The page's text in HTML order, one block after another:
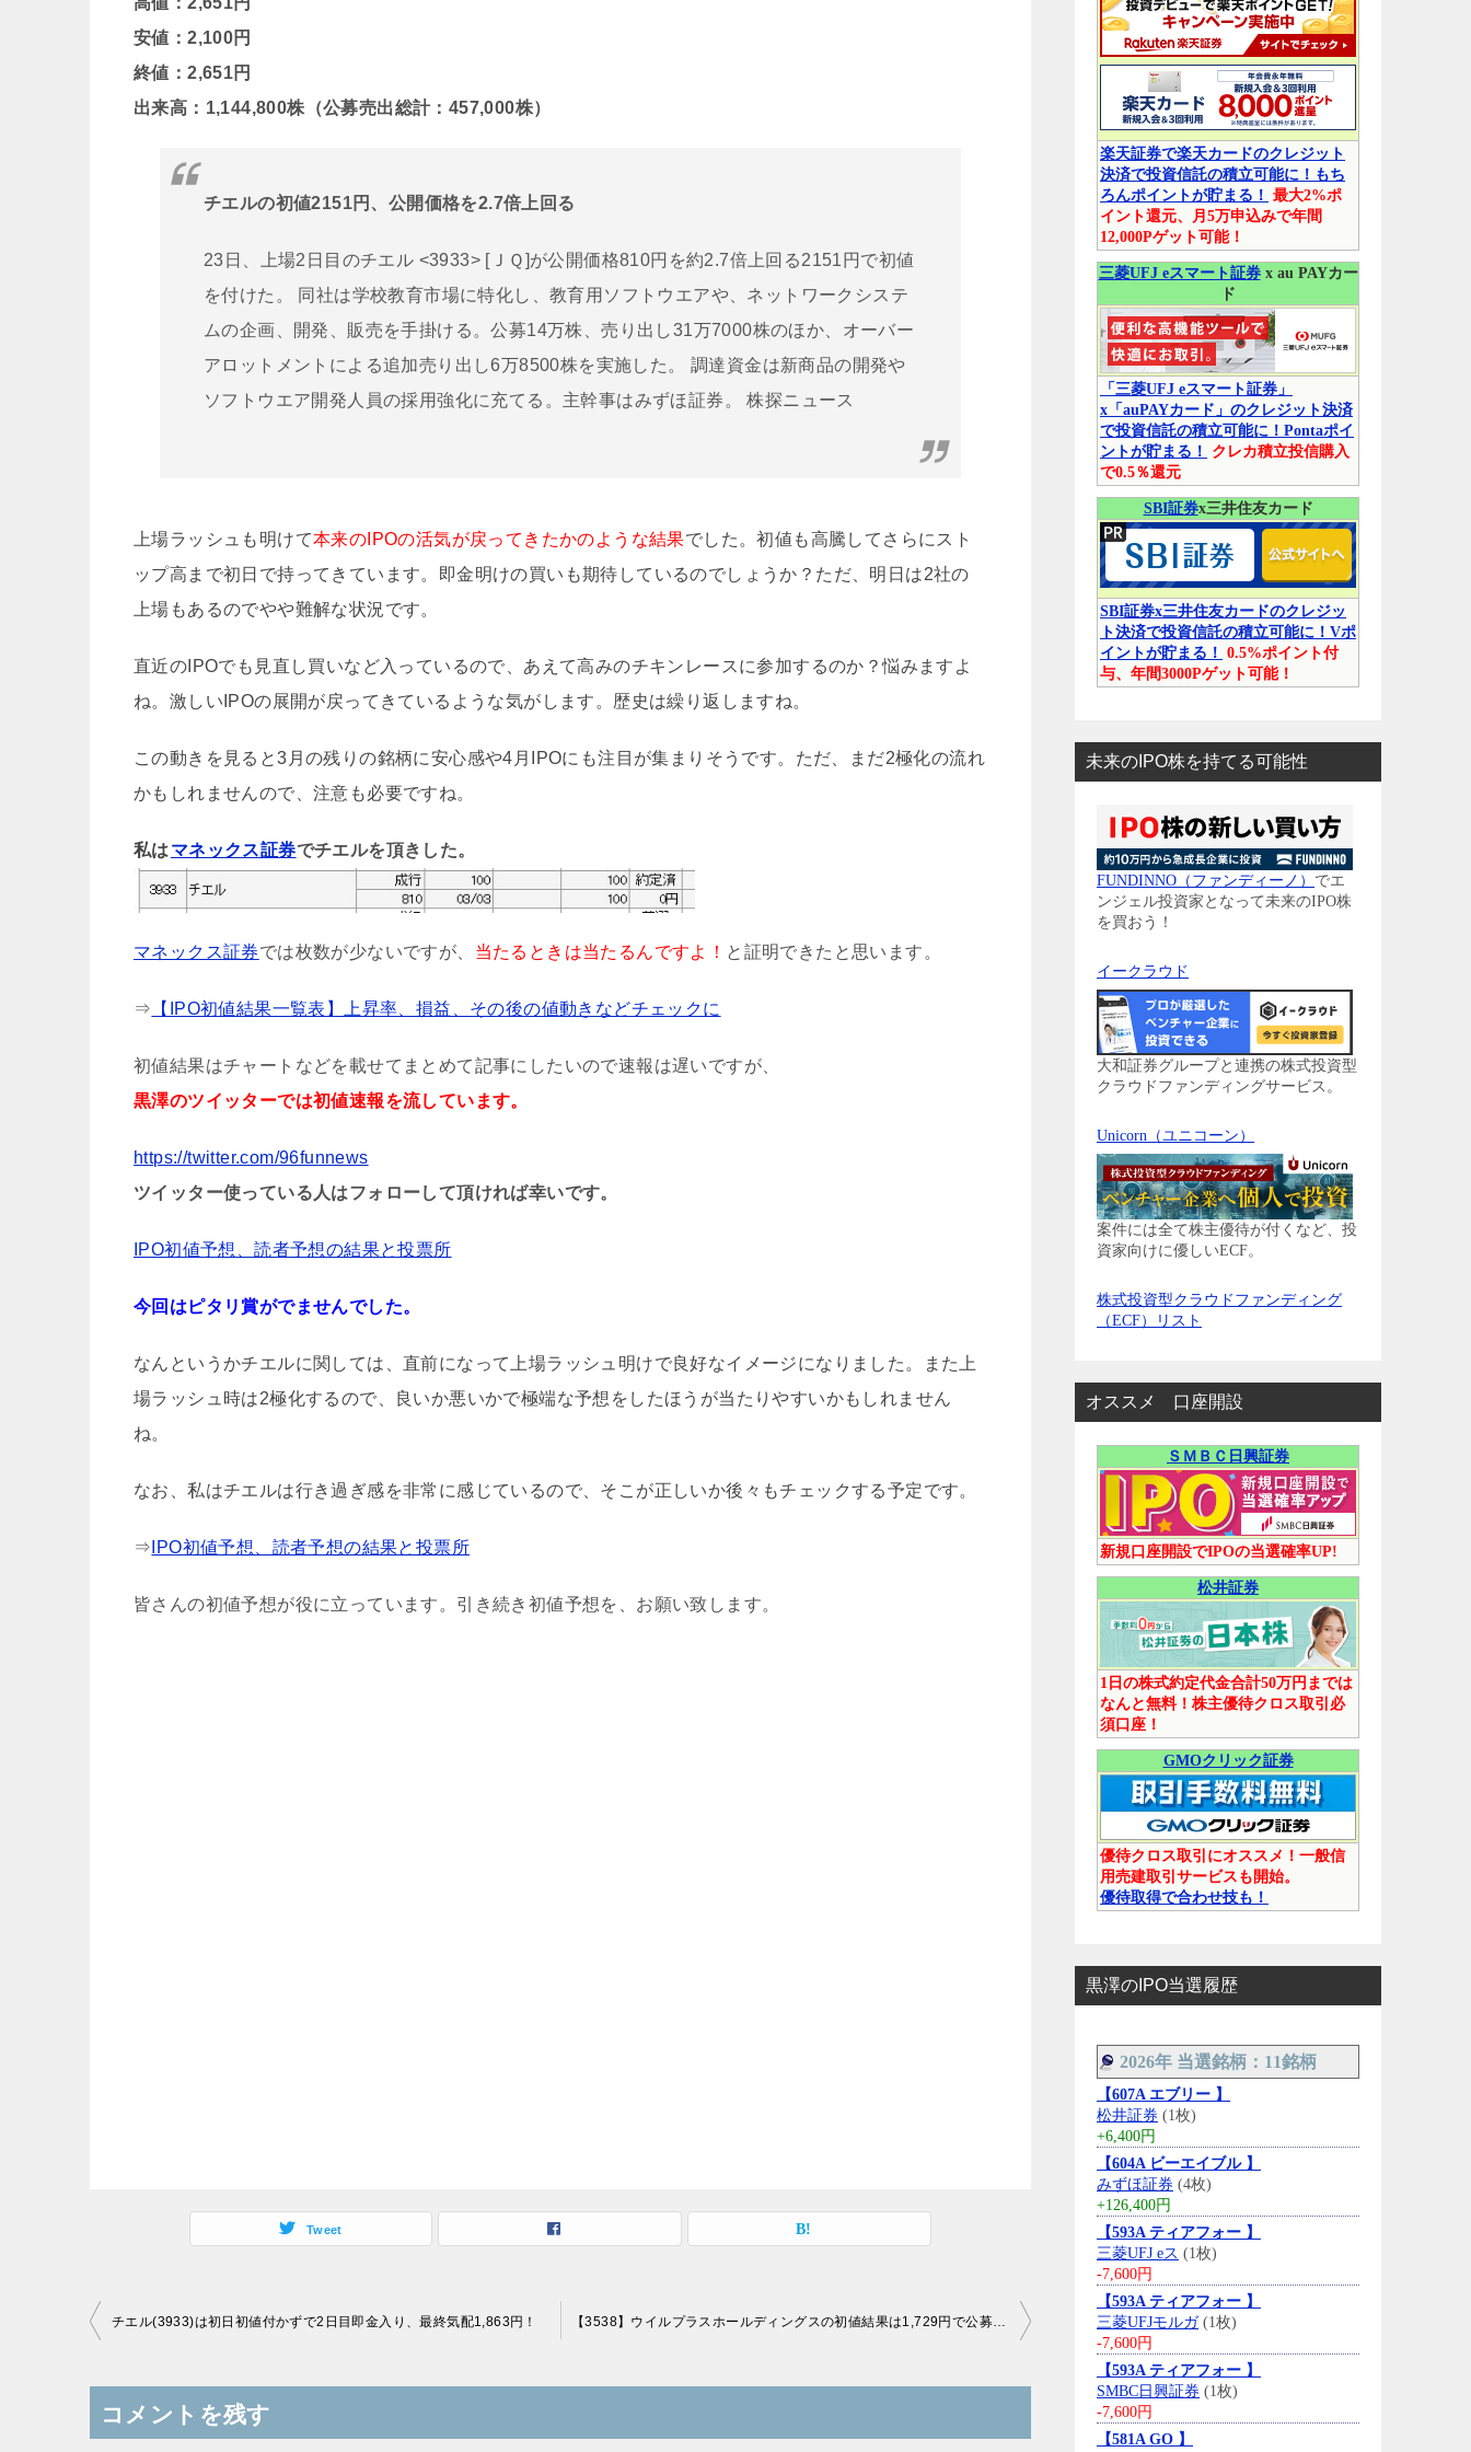
安値：2,100円
終値：2,651円
出来高：1,144,800株（公募売出総計：457,000株）
チエルの初値2151円、公開価格を2.7倍上回る
23日、上場2日目のチエル <3933> [ＪＱ]が公開価格810円を約2.7倍上回る2151円で初値
を付けた。 同社は学校教育市場に特化し、教育用ソフトウエアや、ネットワークシステ
ムの企画、開発、販売を手掛ける。公募14万株、売り出し31万7000株のほか、オーバー
アロットメントによる追加売り出し6万8500株を実施した。 調達資金は新商品の開発や
ソフトウエア開発人員の採用強化に充てる。主幹事はみずほ証券。 株探ニュース
上場ラッシュも明けて本来のIPOの活気が戻ってきたかのような結果でした。初値も高騰してさらにスト
ップ高まで初日で持ってきています。即金明けの買いも期待しているのでしょうか？ただ、明日は2社の
上場もあるのでやや難解な状況です。
直近のIPOでも見直し買いなど入っているので、あえて高みのチキンレースに参加するのか？悩みますよ
ね。激しいIPOの展開が戻ってきているような気がします。歴史は繰り返しますね。
この動きを見ると3月の残りの銘柄に安心感や4月IPOにも注目が集まりそうです。ただ、まだ2極化の流れ
かもしれませんので、注意も必要ですね。
私は マネックス証券でチエルを頂きした。
マネックス証券では枚数が少ないですが、 当たるときは当たるんですよ！ と証明できたと思います。
⇒ 【IPO初値結果一覧表】上昇率、損益、その後の値動きなどチェックに
初値結果はチャートなどを載せてまとめて記事にしたいので速報は遅いですが、
黒澤のツイッターでは初値速報を流しています。
https://twitter.com/96funnews
ツイッター使っている人はフォローして頂ければ幸いです。
IPO初値予想、読者予想の結果と投票所
今回はピタリ賞がでませんでした。
なんというかチエルに関しては、直前になって上場ラッシュ明けで良好なイメージになりました。また上
場ラッシュ時は2極化するので、良いか悪いかで極端な予想をしたほうが当たりやすいかもしれません
ね。
なお、私はチエルは行き過ぎ感を非常に感じているので、そこが正しいか後々もチェックする予定です。
⇒ IPO初値予想、読者予想の結果と投票所
皆さんの初値予想が役に立っています。引き続き初値予想を、お願い致します。
Tweet
投
ナ
ビ
チエル(3933)は初日初値付かずで2日目即金入り、最終気配1,863円！
コメントを残す
楽天証券で楽天カードのクレジット
決済で投資信託の積立可能に！もち
ろんポイントが貯まる！ 最大2%ポ
イント還元、月5万申込みで年間
12,000Pゲット可能！
三菱UFJ eスマート証券x au PAYカー
ド
「三菱UFJ eスマート証券」
x「auPAYカード」のクレジット決済
で投資信託の積立可能に！Pontaポイ
ントが貯まる！
クレカ積立投信購入
で0.5％還元
SBI証券x三井住友カード
SBI証券x三井住友カードのクレジッ
ト決済で投資信託の積立可能に！Vポ
イントが貯まる！ 0.5%ポイント付
与、年間3000Pゲット可能！
未来のIPO株を持てる可能性
FUNDINNO（ファンディーノ） でエ
ンジェル投資家となって未来のIPO株
を買おう！
イークラウド
大和証券グループと連携の株式投資型
クラウドファンディングサービス。
Unicorn（ユニコーン）
案件には全て株主優待が付くなど、投
資家向けに優しいECF。
株式投資型クラウドファンディング
（ECF）リスト
オススメ 口座開設
ＳＭＢＣ日興証券
新規口座開設でIPOの当選確率UP!
松井証券
1日の株式約定代金合計50万円までは
なんと無料！株主優待クロス取引必
須口座！
GMOクリック証券
優待クロス取引にオススメ！一般信
用売建取引サービスも開始。
優待取得で合わせ技も！
黒澤のIPO当選履歴
2026年 当選銘柄：11銘柄
【607A エブリー 】
松井証券 (1枚)
+6,400円
【604A ビーエイブル 】
みずほ証券 (4枚)
+126,400円
【593A ティアフォー 】
三菱UFJ eス (1枚)
-7,600円
【593A ティアフォー 】
三菱UFJモルガ(1枚)
-7,600円
【593A ティアフォー 】
SMBC日興証券 (1枚)
-7,600円
【581A GO 】